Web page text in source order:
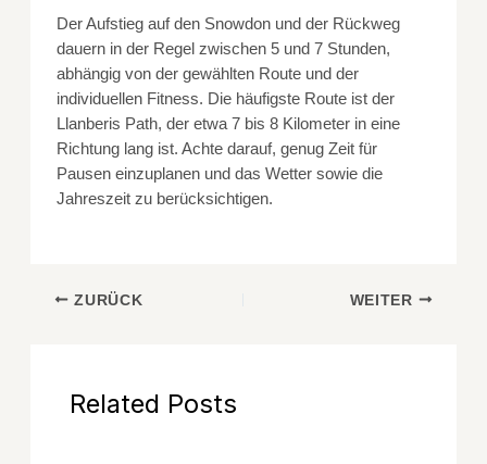
Der Aufstieg auf den Snowdon und der Rückweg
dauern in der Regel zwischen 5 und 7 Stunden,
abhängig von der gewählten Route und der
individuellen Fitness. Die häufigste Route ist der
Llanberis Path, der etwa 7 bis 8 Kilometer in eine
Richtung lang ist. Achte darauf, genug Zeit für
Pausen einzuplanen und das Wetter sowie die
Jahreszeit zu berücksichtigen.
ZURÜCK WEITER
Related Posts